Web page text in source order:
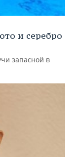
и серебро
запасной в